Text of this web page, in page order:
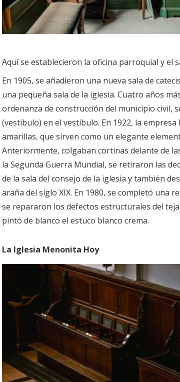
Aquí se establecieron la oficina parroquial y el
En 1905, se añadieron una nueva sala de
una pequeña sala de la iglesia. Cuatro años
ordenanza de construcción del municipio civil,
(vestíbulo) en el vestíbulo. En 1922, la
amarillas, que sirven como un elegante
Anteriormente, colgaban cortinas delante de
la Segunda Guerra Mundial, se retiraron las
de la sala del consejo de la iglesia y también
araña del siglo XIX. En 1980, se completó una
se repararon los defectos estructurales del
pintó de blanco el estuco blanco crema.
La Iglesia Menonita Hoy